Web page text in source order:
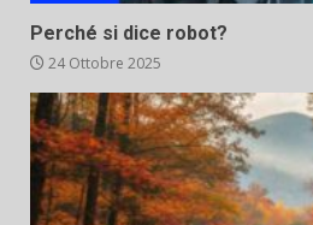
Perché si dice robot?
24 Ottobre 2025